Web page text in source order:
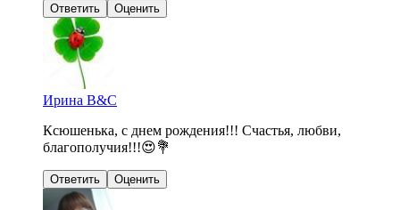
Ответить Оценить
Ирина B&C
Ксюшенька, с днем рождения!!! Счастья, любви,
благополучия!!!😍💐
Ответить Оценить